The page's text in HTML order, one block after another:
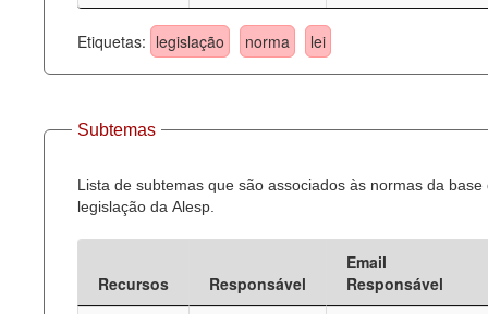
Etiquetas: legislação norma lei
Subtemas
Lista de subtemas que são associados às normas da base
legislação da Alesp.
Recursos Responsável
Email
Responsável